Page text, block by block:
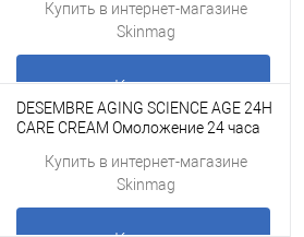
Подробнее
Купить в интернет-магазине
Skinmag
Купить
Подробнее
DESEMBRE AGING SCIENCE AGE 24H
CARE CREAM Омоложение 24 часа
Купить в интернет-магазине
Skinmag